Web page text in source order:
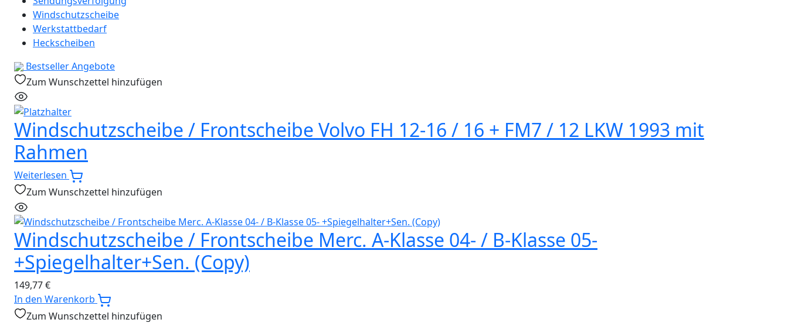
Windschutzscheibe
Werkstattbedarf
Heckscheiben
BestsellerAngebote
Zum Wunschzettel hinzufügen
Windschutzscheibe / Frontscheibe Volvo FH 12-16 / 16 + FM7 / 12 LKW 1993 mit
Rahmen
Weiterlesen
Zum Wunschzettel hinzufügen
Windschutzscheibe / Frontscheibe Merc. A-Klasse 04- / B-Klasse 05-
+Spiegelhalter+Sen. (Copy)
149,77€
In den Warenkorb
Zum Wunschzettel hinzufügen